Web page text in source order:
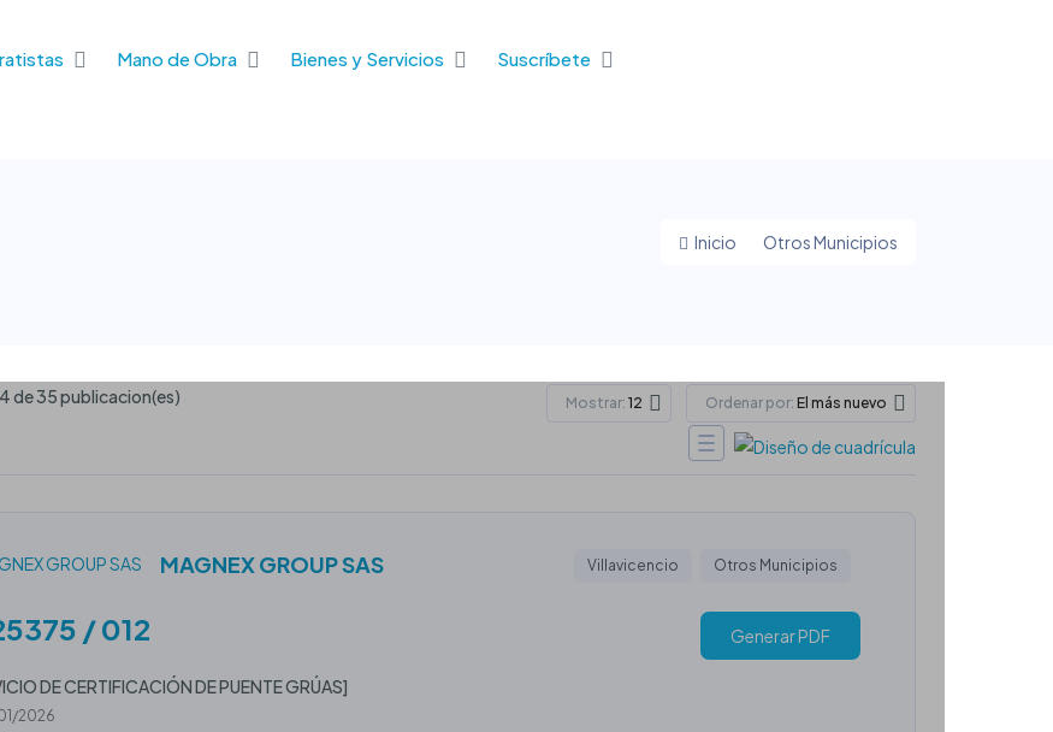
Mano de Obra Bienes y Servicios
Suscríbete
Inicio Otros Municipios
de 35 publicacion(es) Mostrar: 12 Ordenar por: El más nuevo
MAGNEX GROUP SAS Villavicencio Otros Municipios
/ 012 Generar PDF
DE CERTIFICACIÓN DE PUENTE GRÚAS]
2026